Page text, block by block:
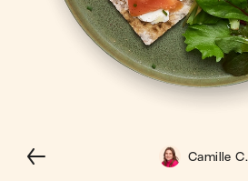
Camille C.